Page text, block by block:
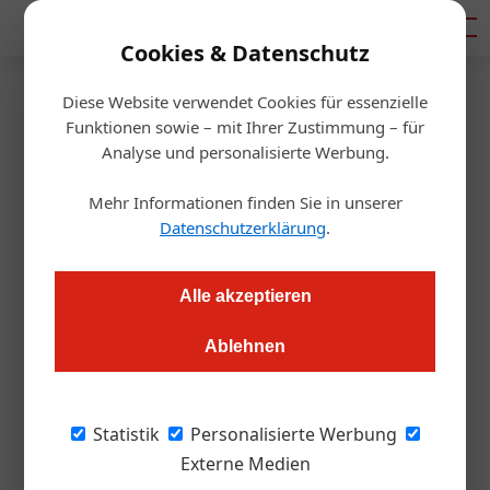
Cookies & Datenschutz
Diese Website verwendet Cookies für essenzielle
Funktionen sowie – mit Ihrer Zustimmung – für
Analyse und personalisierte Werbung.
Mehr Informationen finden Sie in unserer
Datenschutzerklärung.
Alle akzeptieren
Ablehnen
Statistik
Personalisierte Werbung
Externe Medien
Startseite Handel
AGM-Übernahme: Deal oder
Dealchen?
Es sollte der Deal des Jahres werden, doch wie es aussieht,
könnte daraus nur ein „Dealchen“ werden. Die Übernahme
Stocken. Von den Wettbewerbshütern kommt vorerst ein
„Nein“. Aber wie geht es nun weiter? Und was bedeutet das